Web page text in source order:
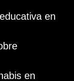
en
en